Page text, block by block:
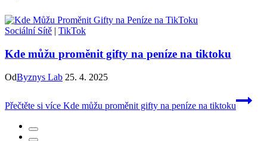
Sociální Sítě | TikTok
Kde můžu proměnit gifty na peníze na tiktoku
OdByznys Lab 25. 4. 2025
Přečtěte si více Kde můžu proměnit gifty na peníze na tiktoku